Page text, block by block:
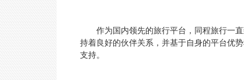
作为国内领先的旅行平台，同程旅行一
持着良好的伙伴关系，并基于自身的平台优
支持。